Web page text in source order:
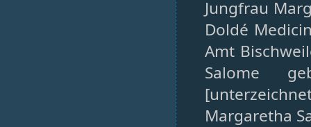
Jungfrau
Doldé
Amt
Salome
Margaretha